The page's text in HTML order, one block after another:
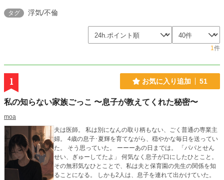
タグ 浮気/不倫
1件
1 お気に入り追加 51
私の知らない家族ごっこ 〜息子が教えてくれた秘密〜
moa
夫は医師。 私は別になんの取り柄もない、ごく普通の専業主
婦。 4歳の息子･夏輝を育てながら、穏やかな毎日を送ってい
た。 そう思っていた。 ーーーあの日までは。 「パパとせん
せい、ぎゅーしてたよ」 何気なく息子が口にしたひとこと。
その無邪気なひとことで、私は夫と保育園の先生の関係を知
ることになる。 しかも2人は、息子を連れて出かけていた。